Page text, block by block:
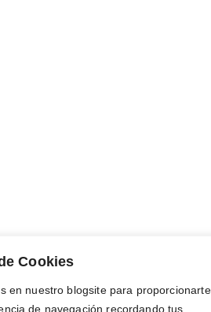
Cookies
en nuestro blogsite para proporcionarte
de navegación recordando tus